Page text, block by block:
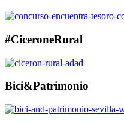
#CiceroneRural
Bici&Patrimonio